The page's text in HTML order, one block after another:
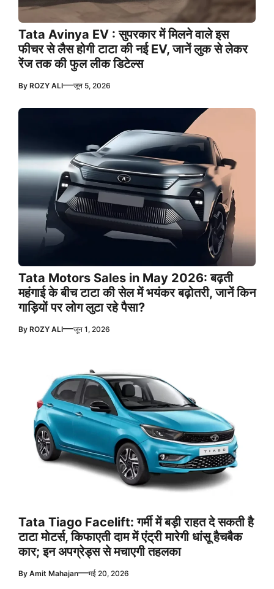
Tata Avinya EV : सुपरकार में मिलने वाले इस
फीचर से लैस होगी टाटा की नई EV, जानें लुक से लेकर
रेंज तक की फुल लीक डिटेल्स
By ROZY ALI—जून 5, 2026
Tata Motors Sales in May 2026: बढ़ती
महंगाई के बीच टाटा की सेल में भयंकर बढ़ोतरी, जानें किन
गाड़ियों पर लोग लुटा रहे पैसा?
By ROZY ALI—जून 1, 2026
Tata Tiago Facelift: गर्मी में बड़ी राहत दे सकती है
टाटा मोटर्स, किफाएती दाम में एंट्री मारेगी धांसू हैचबैक
कार; इन अपग्रेड्स से मचाएगी तहलका
By Amit Mahajan—मई 20, 2026